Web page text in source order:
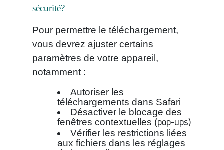
sécurité?
Pour permettre le téléchargement,
vous devrez ajuster certains
paramètres de votre appareil,
notamment :
Autoriser les
téléchargements dans Safari
Désactiver le blocage des
fenêtres contextuelles (pop-ups)
Vérifier les restrictions liées
aux fichiers dans les réglages